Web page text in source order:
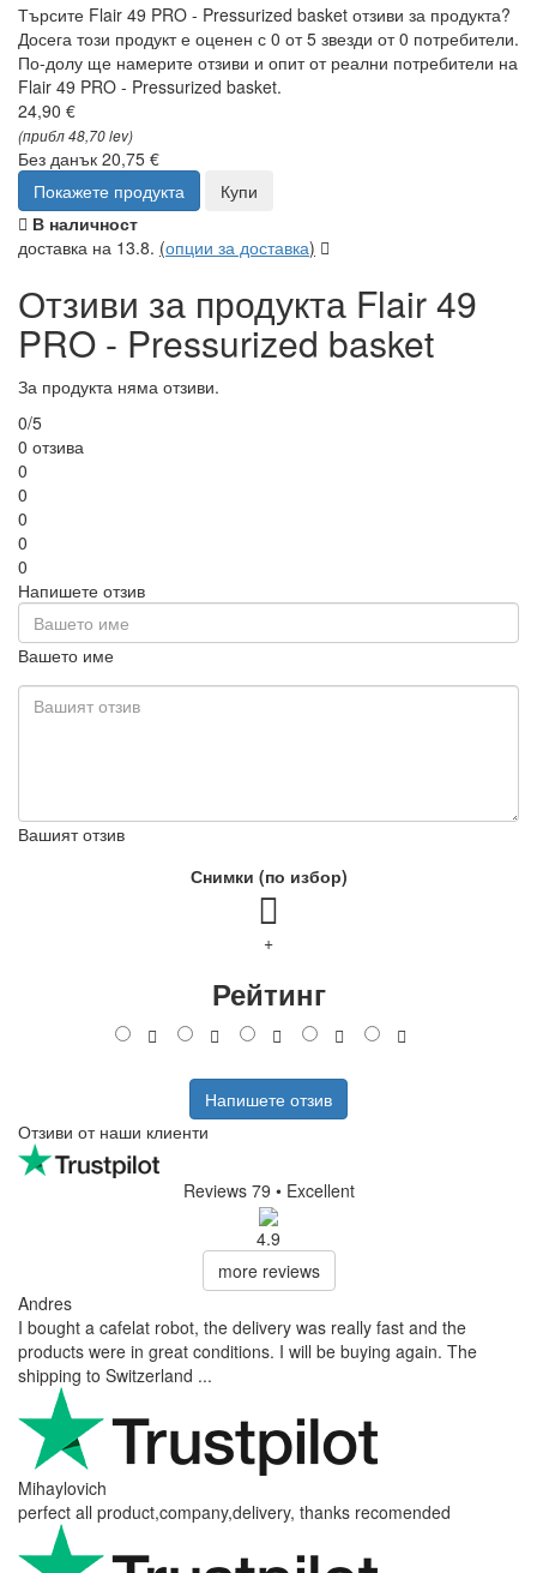
Търсите Flair 49 PRO - Pressurized basket отзиви за продукта?
Досега този продукт е оценен с 0 от 5 звезди от 0 потребители.
По-долу ще намерите отзиви и опит от реални потребители на
Flair 49 PRO - Pressurized basket.
24,90 €
(прибл 48,70 lev)
Без данък 20,75 €
Покажете продукта
Купи
В наличност
доставка на 13.8. (опции за доставка)
Отзиви за продукта Flair 49
PRO - Pressurized basket
За продукта няма отзиви.
0/5
0 отзива
0
0
0
0
0
Напишете отзив
Вашето име
Вашият отзив
Снимки (по избор)
+
Рейтинг
Напишете отзив
Отзиви от наши клиенти
Reviews 79 • Excellent
4.9
more reviews
Andres
I bought a cafelat robot, the delivery was really fast and the
products were in great conditions. I will be buying again. The
shipping to Switzerland ...
Mihaylovich
perfect all product,company,delivery, thanks recomended